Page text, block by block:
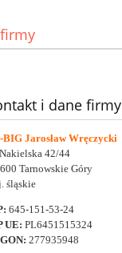
i dane firmy
Jarosław Wręczycki
42/44
Tarnowskie Góry
śląskie
645-151-53-24
UE: PL6451515324
277935948